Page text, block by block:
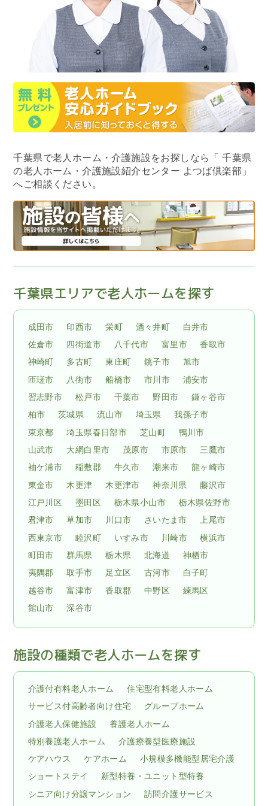
千葉県で老人ホーム・介護施設をお探しなら
「 千葉県
の老人ホーム・介護施設紹介センター よつば倶楽部」
へご相談ください。
千葉県エリアで老人ホームを探す
成田市 印西市 栄町 酒々井町
白井市
佐倉市
四街道市 八千代市 富里市
香取市
神崎町
多古町 東庄町 銚子市
旭市
匝瑳市
八街市 船橋市 市川市
浦安市
習志野市
松戸市 千葉市 野田市
鎌ヶ谷市
柏市
茨城県 流山市 埼玉県
我孫子市
東京都
埼玉県春日部市 芝山町
鴨川市
山武市
大網白里市 茂原市 市原市
三鷹市
袖ケ浦市
稲敷郡 牛久市 潮来市
龍ヶ崎市
東金市
木更津 木更津市 神奈川県
藤沢市
江戸川区
墨田区 栃木県小山市
栃木県佐野市
君津市
草加市 川口市 さいたま市
上尾市
西東京市
睦沢町 いすみ市 川崎市
横浜市
町田市
群馬県 栃木県 北海道
神栖市
夷隅郡
取手市 足立区 古河市
白子町
越谷市
富津市 香取郡 中野区
練馬区
館山市
深谷市
施設の種類で老人ホームを探す
介護付有料老人ホーム
住宅型有料老人ホーム
サービス付高齢者向け住宅
グループホーム
介護老人保健施設
養護老人ホーム
特別養護老人ホーム
介護療養型医療施設
ケアハウス
ケアホーム
小規模多機能型居宅介護
ショートステイ
新型特養・ユニット型特養
シニア向け分譲マンション
訪問介護サービス